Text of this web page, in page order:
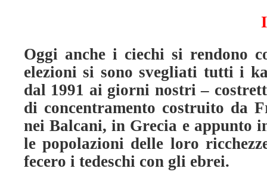
Oggi anche i ciechi si rendono
elezioni si sono svegliati tutti i
dal 1991 ai giorni nostri –
di concentramento costruito da
nei Balcani, in Grecia e appunto
le popolazioni delle loro
fecero i tedeschi con gli ebrei.